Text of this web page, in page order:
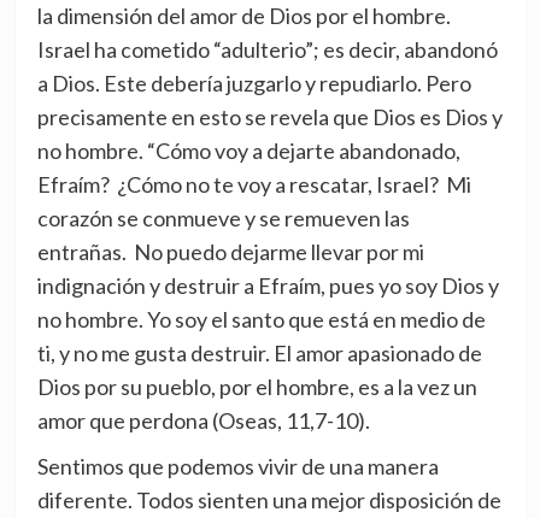
la dimensión del amor de Dios por el hombre.
Israel ha cometido “adulterio”; es decir, abandonó
a Dios. Este debería juzgarlo y repudiarlo. Pero
precisamente en esto se revela que Dios es Dios y
no hombre. “Cómo voy a dejarte abandonado,
Efraím? ¿Cómo no te voy a rescatar, Israel? Mi
corazón se conmueve y se remueven las
entrañas. No puedo dejarme llevar por mi
indignación y destruir a Efraím, pues yo soy Dios y
no hombre. Yo soy el santo que está en medio de
ti, y no me gusta destruir. El amor apasionado de
Dios por su pueblo, por el hombre, es a la vez un
amor que perdona (Oseas, 11,7-10).
Sentimos que podemos vivir de una manera
diferente. Todos sienten una mejor disposición de